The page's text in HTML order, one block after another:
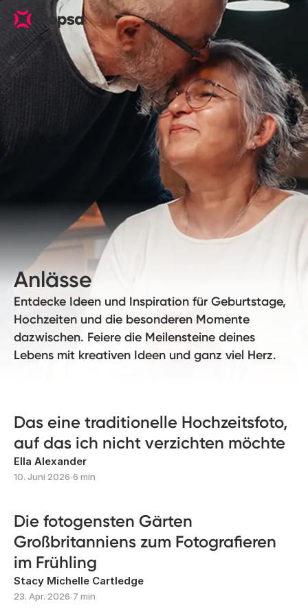
Anlässe
Entdecke Ideen und Inspiration für Geburtstage,
Hochzeiten und die besonderen Momente
dazwischen. Feiere die Meilensteine deines
Lebens mit kreativen Ideen und ganz viel Herz.
Das eine traditionelle Hochzeitsfoto,
auf das ich nicht verzichten möchte
Ella Alexander
10. Juni 2026∙6 min
Die fotogensten Gärten
Großbritanniens zum Fotografieren
im Frühling
Stacy Michelle Cartledge
23. Apr. 2026∙7 min